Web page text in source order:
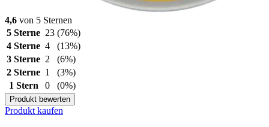
4,6 von 5 Sternen
5 Sterne 23 (76%)
4 Sterne 4
(13%)
3 Sterne 2
(6%)
2 Sterne 1
(3%)
1 Stern
0 (0%)
Produkt bewerten
Produkt kaufen